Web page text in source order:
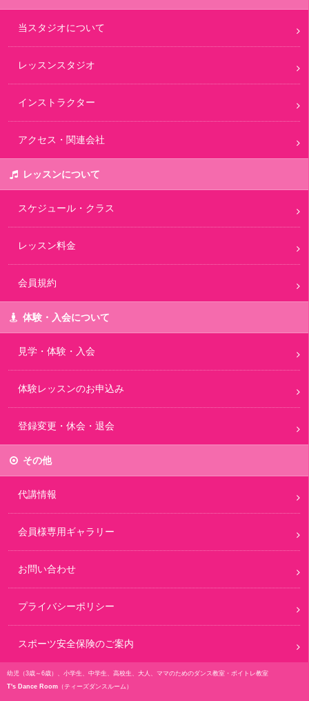
当スタジオについて
レッスンスタジオ
インストラクター
アクセス・関連会社
レッスンについて
スケジュール・クラス
レッスン料金
会員規約
体験・入会について
見学・体験・入会
体験レッスンのお申込み
登録変更・休会・退会
その他
代講情報
会員様専用ギャラリー
お問い合わせ
プライバシーポリシー
スポーツ安全保険のご案内
幼児（3歳～6歳）、小学生、中学生、高校生、大人、ママのためのダンス教室・ボイトレ教室
T's Dance Room （ティーズダンスルーム）